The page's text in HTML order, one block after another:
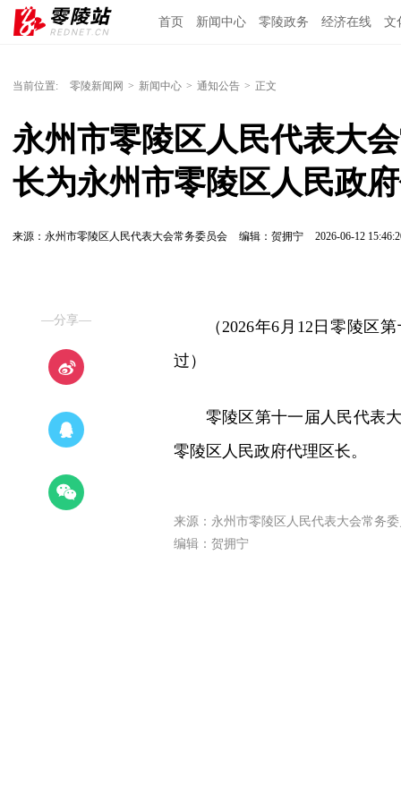
首页 新闻中心 零陵政务 经济在线 文
当前位置: 零陵新闻网 > 新闻中心 > 通知公告 > 正文
永州市零陵区人民代表大
长为永州市零陵区人民政
来源：永州市零陵区人民代表大会常务委员会 编辑：贺拥宁 2026-06-12
—分享—
（2026年6月12日零陵区
过）
零陵区第十一届人民代表
零陵区人民政府代理区长。
来源：永州市零陵区人民代表大会常务
编辑：贺拥宁